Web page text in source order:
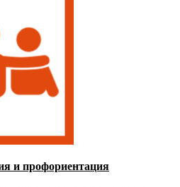
и профориентация